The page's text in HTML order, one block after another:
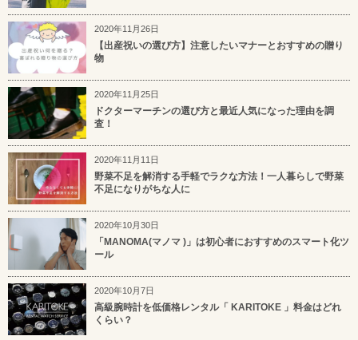
2020年11月26日
【出産祝いの選び方】注意したいマナーとおすすめの贈り
物
2020年11月25日
ドクターマーチンの選び方と最近人気になった理由を調
査！
2020年11月11日
野菜不足を解消する手軽でラクな方法！一人暮らしで野菜
不足になりがちな人に
2020年10月30日
「MANOMA(マノマ )」は初心者におすすめのスマート化ツ
ール
2020年10月7日
高級腕時計を低価格レンタル「 KARITOKE 」料金はどれ
くらい？